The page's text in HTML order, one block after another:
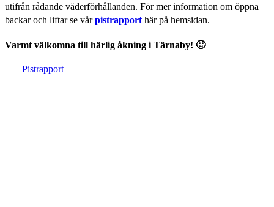
utifrån rådande väderförhållanden. För mer information om öppna
backar och liftar se vårpistrapport här på hemsidan.
Varmt välkomna till härlig åkning i Tärnaby! 🙂
Pistrapport